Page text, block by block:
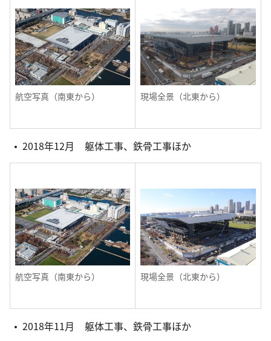
航空写真（南東から） 現場全景（北東から）
2018年12月 躯体工事、鉄骨工事ほか
航空写真（南東から） 現場全景（北東から）
2018年11月 躯体工事、鉄骨工事ほか